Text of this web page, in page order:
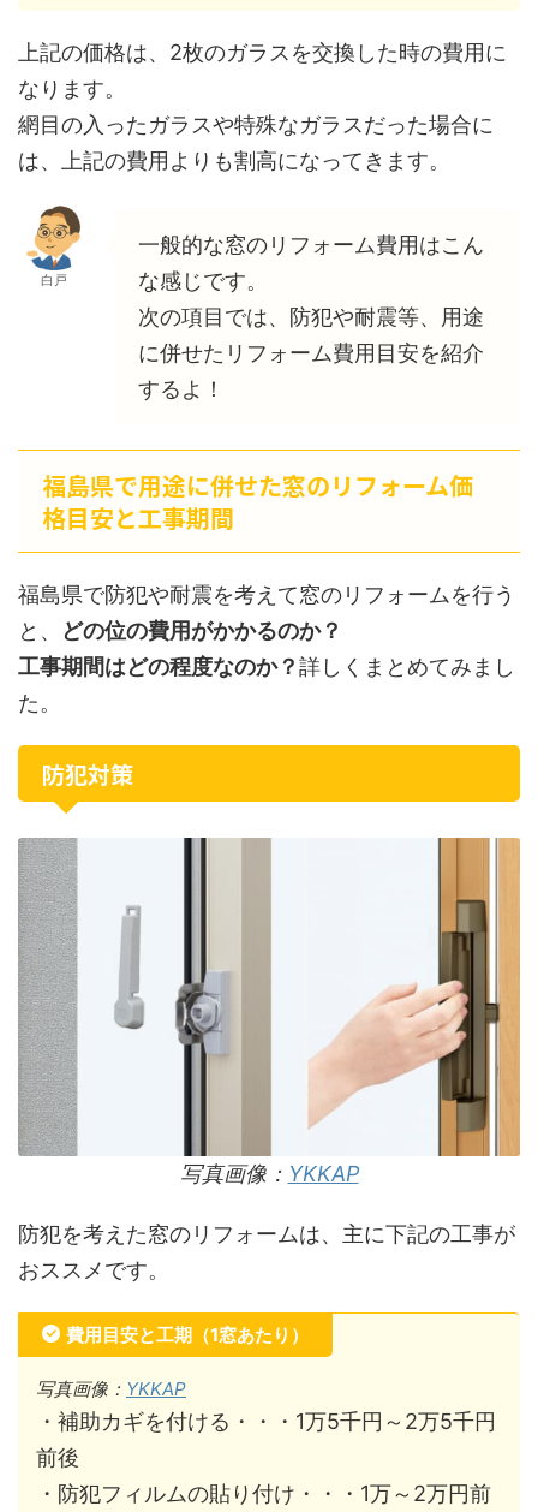
上記の価格は、2枚のガラスを交換した時の費用に
なります。
網目の入ったガラスや特殊なガラスだった場合に
は、上記の費用よりも割高になってきます。
白戸
一般的な窓のリフォーム費用はこん
な感じです。
次の項目では、防犯や耐震等、用途
に併せたリフォーム費用目安を紹介
するよ！
福島県で用途に併せた窓のリフォーム価
格目安と工事期間
福島県で防犯や耐震を考えて窓のリフォームを行う
と、
どの位の費用がかかるのか？
工事期間はどの程度なのか？詳しくまとめてみまし
た。
防犯対策
写真画像： YKKAP
防犯を考えた窓のリフォームは、主に下記の工事が
おススメです。
費用目安と工期（1窓あたり）
写真画像： YKKAP
・補助カギを付ける・・・1万5千円～2万5千円
前後
・防犯フィルムの貼り付け・・・1万～2万円前